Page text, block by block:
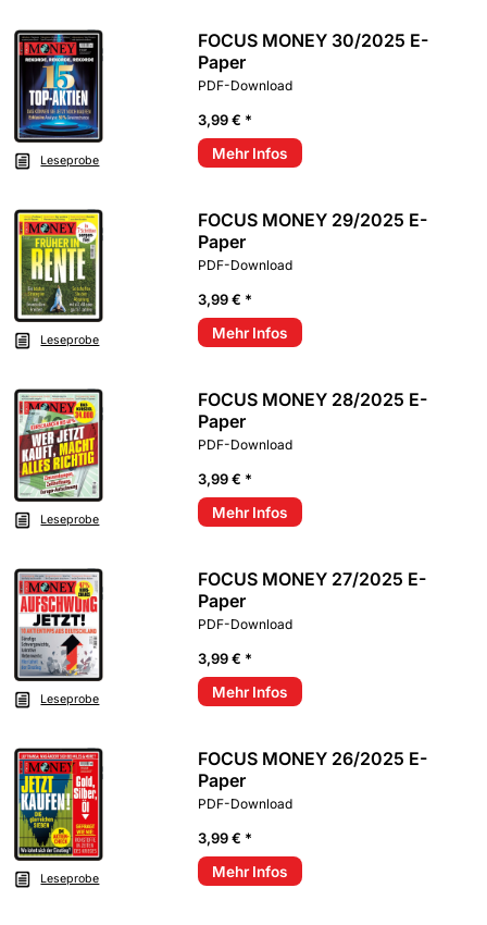
Leseprobe
FOCUS MONEY 30/2025 E-
Paper
PDF-Download
3,99 € *
Mehr Infos
Leseprobe
FOCUS MONEY 29/2025 E-
Paper
PDF-Download
3,99 € *
Mehr Infos
Leseprobe
FOCUS MONEY 28/2025 E-
Paper
PDF-Download
3,99 € *
Mehr Infos
Leseprobe
FOCUS MONEY 27/2025 E-
Paper
PDF-Download
3,99 € *
Mehr Infos
Leseprobe
FOCUS MONEY 26/2025 E-
Paper
PDF-Download
3,99 € *
Mehr Infos